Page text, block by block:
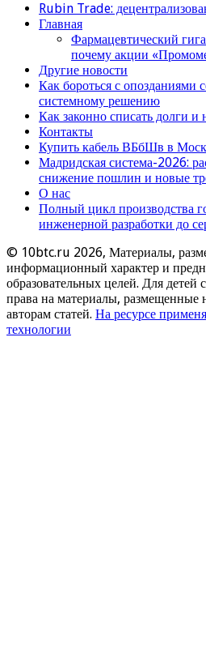
Rubin Trade:
Главная
Фармацевтический
почему акции
Другие новости
Как бороться с опозданиями
системному решению
Как законно списать долги и
Контакты
Купить кабель ВБбШв в
Мадридская система-2026:
снижение пошлин и новые
О нас
Полный цикл производства
инженерной разработки до
© 10btc.ru 2026, Материалы,
информационный характер и
образовательных целей. Для детей
права на материалы, размещенные
авторам статей. На ресурсе
технологии